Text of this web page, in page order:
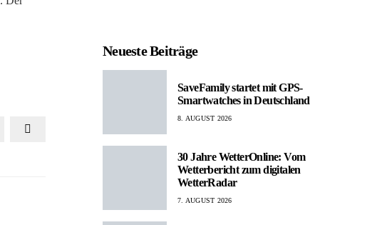
Neueste Beiträge
SaveFamily startet mit GPS-
Smartwatches in Deutschland
8. AUGUST 2026
30 Jahre WetterOnline: Vom
Wetterbericht zum digitalen
WetterRadar
7. AUGUST 2026